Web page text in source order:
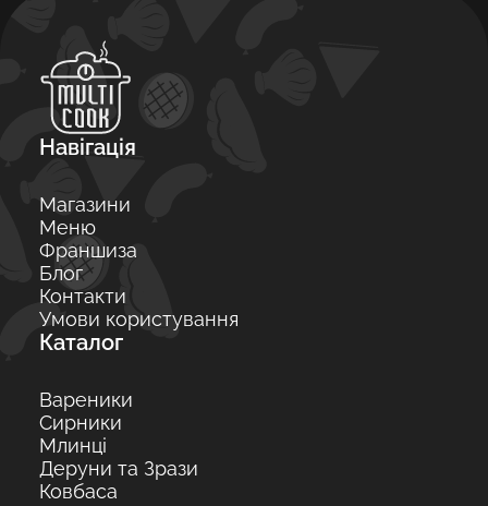
Навігація
Магазини
Меню
Франшиза
Блог
Контакти
Умови користування
Каталог
Вареники
Сирники
Млинці
Деруни та Зрази
Ковбаса